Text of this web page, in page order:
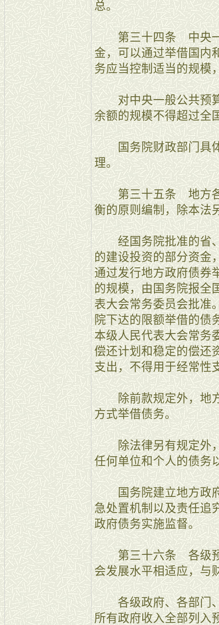
总。
第三十四条 中央一
金，可以通过举借国内
务应当控制适当的规模
对中央一般公共预算
余额的规模不得超过全
国务院财政部门具体
理。
第三十五条 地方各
衡的原则编制，除本法
经国务院批准的省、
的建设投资的部分资金
通过发行地方政府债券
的规模，由国务院报全
表大会常务委员会批准
院下达的限额举借的债
本级人民代表大会常务
偿还计划和稳定的偿还
支出，不得用于经常性
除前款规定外，地方
方式举借债务。
除法律另有规定外，
任何单位和个人的债务
国务院建立地方政府
急处置机制以及责任追
政府债务实施监督。
第三十六条 各级预
会发展水平相适应，与
各级政府、各部门、
所有政府收入全部列入